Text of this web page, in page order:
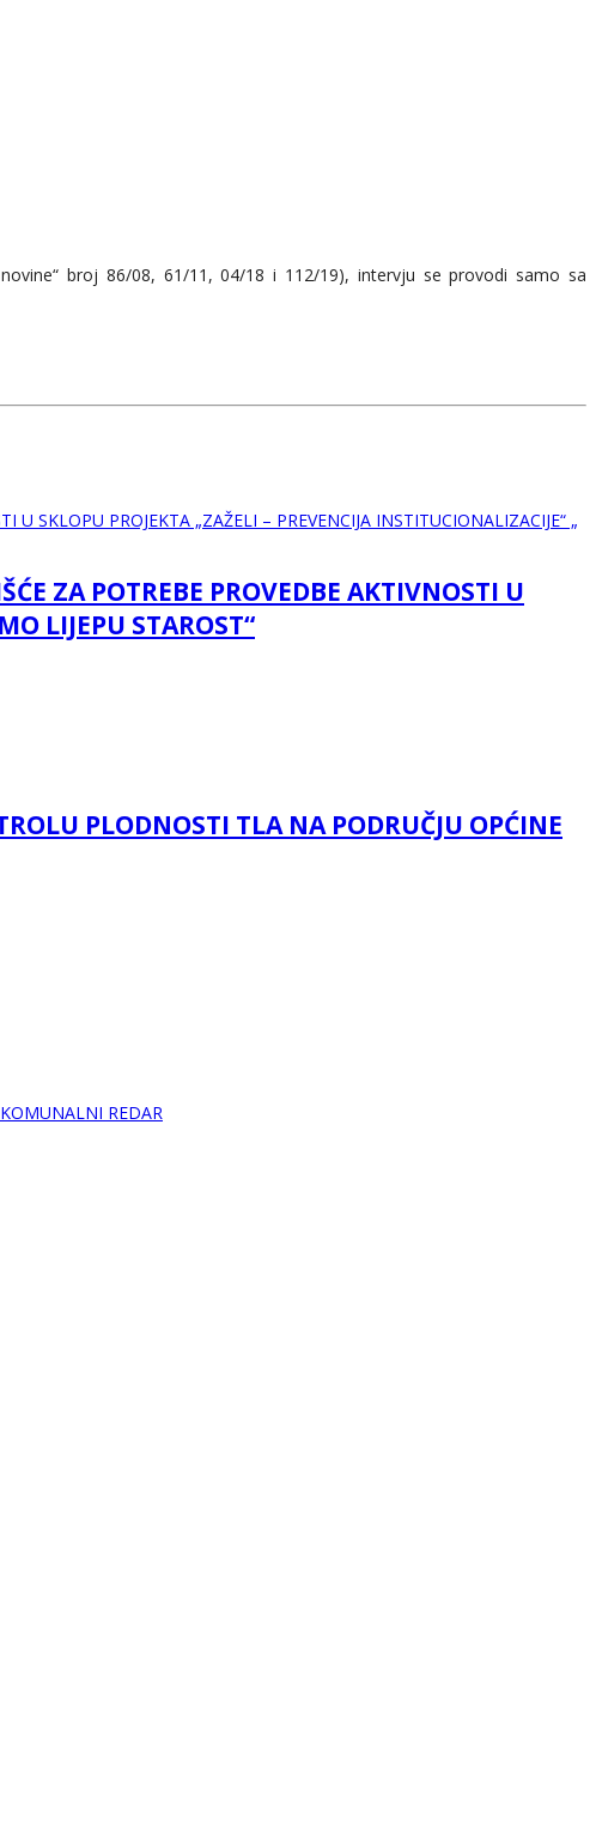
broj 86/08, 61/11, 04/18 i 112/19), intervju se provodi samo sa
ZA POTREBE PROVEDBE AKTIVNOSTI U
LIJEPU STAROST“
PLODNOSTI TLA NA PODRUČJU OPĆINE
REDAR